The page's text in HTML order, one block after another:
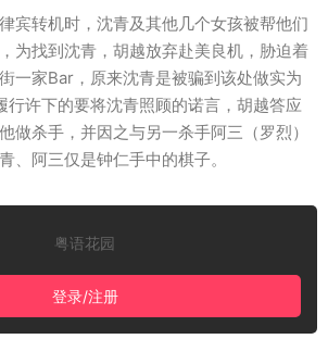
宾转机时，沈青及其他几个女孩被帮他们
为找到沈青，胡越放弃赴美良机，胁迫着
一家Bar，原来沈青是被骗到该处做实为
行许下的要将沈青照顾的诺言，胡越答应
做杀手，并因之与另一杀手阿三（罗烈）
、阿三仅是钟仁手中的棋子。
粤语花园
登录/注册